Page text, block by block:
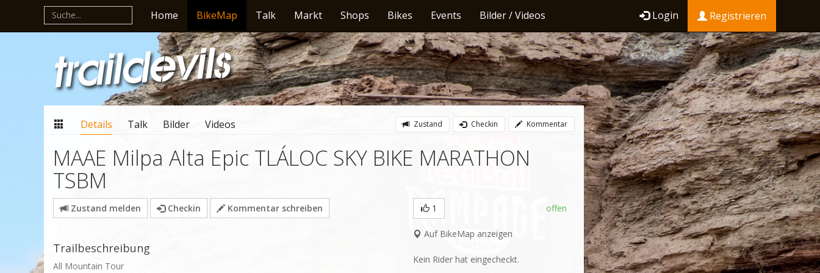
Home BikeMap Talk Markt Shops Bikes Events Bilder / Videos Login Registrieren
Details Talk Bilder Videos Zustand Checkin Kommentar
MAAE Milpa Alta Epic TLÁLOC SKY BIKE MARATHON
TSBM
1 offen
Auf BikeMap anzeigen
Kein Rider hat eingecheckt.
Zustand melden Checkin Kommentar schreiben
Trailbeschreibung
All Mountain Tour